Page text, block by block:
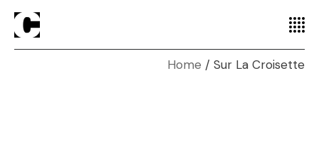
Home Sur La Croisette